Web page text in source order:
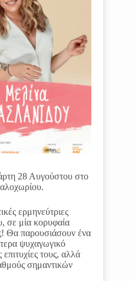
28 Αυγούστου στο
ερμηνεύτριες
σε μία κορυφαία
Θα παρουσιάσουν ένα
ψυχαγωγικό
τους, αλλά
σημαντικών